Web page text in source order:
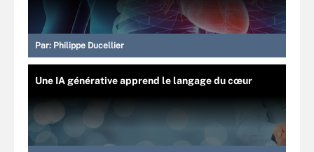
Par: Philippe Ducellier
Une IA générative apprend le langage du cœur